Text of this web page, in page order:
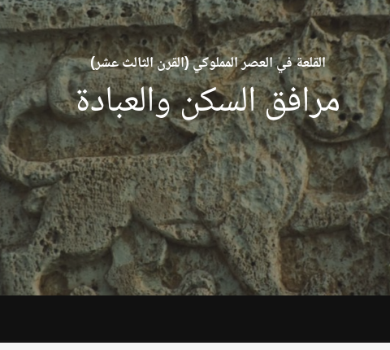
القلعة في العصر المملوكي (القرن الثالث عشر)
مرافق السكن والعبادة